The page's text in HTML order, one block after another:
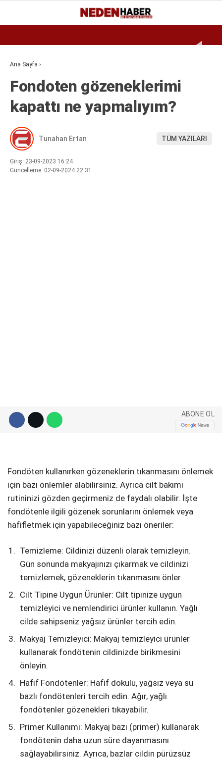
27°
BURSA
EKONOMI
BIYOGRAFI
SPOR
MAGAZIN
Ana Sayfa ›
Fondoten gözeneklerimi
kapattı ne yapmalıyım?
Tunahan Ertan TÜM YAZILARI
Giriş: 23-09-2023 16:24
Güncelleme: 02-09-2024 22:31
ABONE OL
Fondöten kullanırken gözeneklerin tıkanmasını önlemek
için bazı önlemler alabilirsiniz. Ayrıca cilt bakımı
rutininizi gözden geçirmeniz de faydalı olabilir. İşte
fondötenle ilgili gözenek sorunlarını önlemek veya
hafifletmek için yapabileceğiniz bazı öneriler:
Temizleme: Cildinizi düzenli olarak temizleyin.
Gün sonunda makyajınızı çıkarmak ve cildinizi
temizlemek, gözeneklerin tıkanmasını önler.
Cilt Tipine Uygun Ürünler: Cilt tipinize uygun
temizleyici ve nemlendirici ürünler kullanın. Yağlı
cilde sahipseniz yağsız ürünler tercih edin.
Makyaj Temizleyici: Makyaj temizleyici ürünler
kullanarak fondötenin cildinizde birikmesini
önleyin.
Hafif Fondötenler: Hafif dokulu, yağsız veya su
bazlı fondötenleri tercih edin. Ağır, yağlı
fondötenler gözenekleri tıkayabilir.
Primer Kullanımı: Makyaj bazı (primer) kullanarak
fondötenin daha uzun süre dayanmasını
sağlayabilirsiniz. Ayrıca, bazlar cildin pürüzsüz